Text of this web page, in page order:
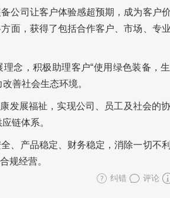
公司让客户体验感超预期，成为客户
面，获得了包括合作客户、市场、专
念，积极助理客户“使用绿色装备，
善社会生态环境。
发展福祉，实现公司、员工及社会的
链体系。
、产品稳定、财务稳定，消除一切不
规经营。
纠错 评论